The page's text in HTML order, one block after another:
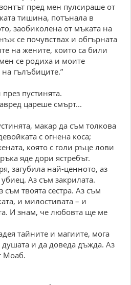
пред мен пулсираше от
тишина, потънала в
заобиколена от мъката на
се почувствах и обгърната
на жените, които са били
се родиха и моите
гълъбиците.”
пустинята.
цареше смърт...
макар да съм толкова
с огнена коса;
която с голи ръце лови
яде дори ястребът.
загубила най-ценното, аз
Аз съм закрилата.
твоята сестра. Аз съм
и милостивата – и
И знам, че любовта ще ме
тайните и магиите, мога
душата и да доведа дъжда. Аз
Моаб.